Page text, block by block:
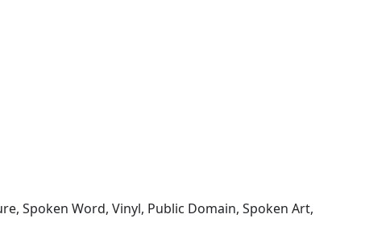
Spoken Word, Vinyl, Public Domain, Spoken Art,